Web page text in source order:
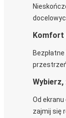
Komfort
Od
zajmij się